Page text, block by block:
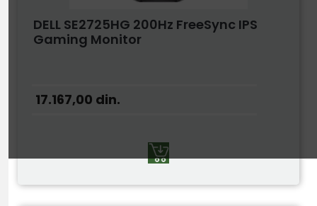
DELL SE2725HG 200Hz FreeSync IPS
Gaming Monitor
17.167,00 din.